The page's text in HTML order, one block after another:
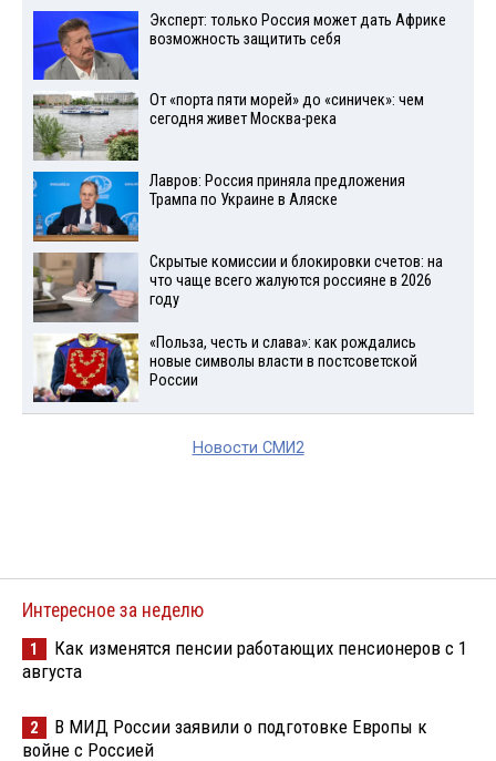
Эксперт: только Россия может дать Африке
возможность защитить себя
От «порта пяти морей» до «синичек»: чем
сегодня живет Москва-река
Лавров: Россия приняла предложения
Трампа по Украине в Аляске
Скрытые комиссии и блокировки счетов: на
что чаще всего жалуются россияне в 2026
году
«Польза, честь и слава»: как рождались
новые символы власти в постсоветской
России
Новости СМИ2
Интересное за неделю
1
Как изменятся пенсии работающих пенсионеров с 1
августа
2
В МИД России заявили о подготовке Европы к
войне с Россией